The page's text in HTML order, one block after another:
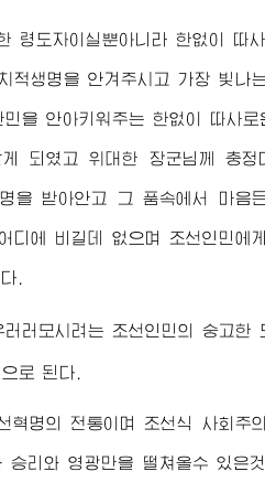
령도자이실뿐아니라 한없이 따
적생명을 안겨주시고 가장 빛나
을 안아키워주는 한없이 따사
게 되였고위대한 장군님 께 충정
을 받아안고 그 품속에서 마음
디에 비길데 없으며 조선인민에
.
러모시려는 조선인민의 숭고한
로 된다.
혁명의 전통이며 조선식 사회주
리와 영광만을 떨쳐올수 있은